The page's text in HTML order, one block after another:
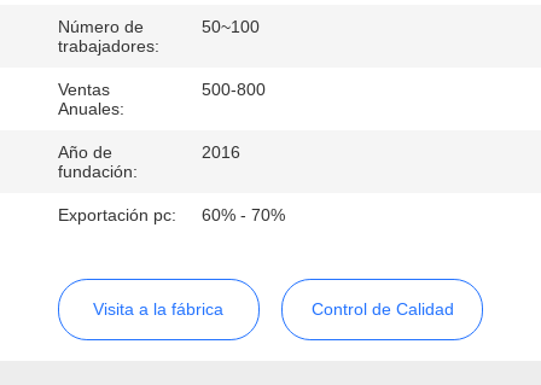
CONTROL
CONTACTA
NOSOTROS
Número de
trabajadores:
50~100
Ventas
Anuales:
500-800
Año de
fundación:
2016
Exportación pc: 60% - 70%
Visita a la fábrica Control de Calidad